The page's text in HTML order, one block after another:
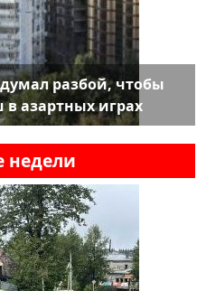
разбой, чтобы
азартных играх
недели